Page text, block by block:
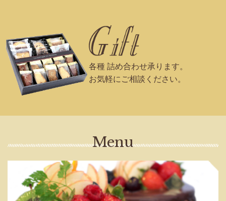
各種 詰め合わせ承ります。
お気軽にご相談ください。
Menu